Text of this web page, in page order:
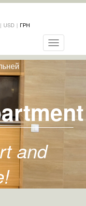
| USD | ГРН
Toggle
navigation
and